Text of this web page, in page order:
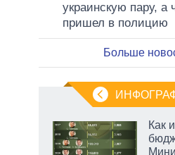
украинскую пару, а
пришел в полицию
Больше
Как